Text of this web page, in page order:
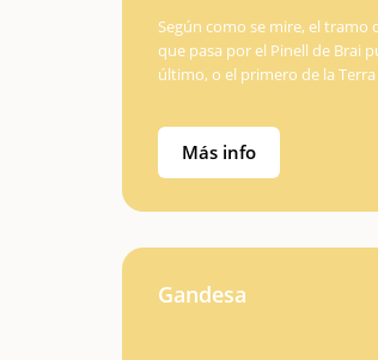
Según como se mire, el tramo
que pasa por el Pinell de Brai
último, o el primero de la Terra
Más info
Gandesa